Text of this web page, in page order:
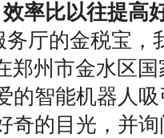
率比以往提高
务厅的金税宝，
郑州市金水区
的智能机器人
奇的目光，并